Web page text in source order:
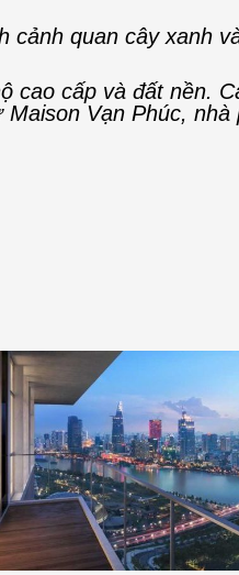
quan cây xanh
cao cấp và đất nền.
Vạn Phúc, nhà